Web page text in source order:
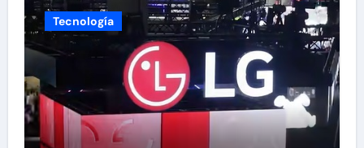
Tecnología